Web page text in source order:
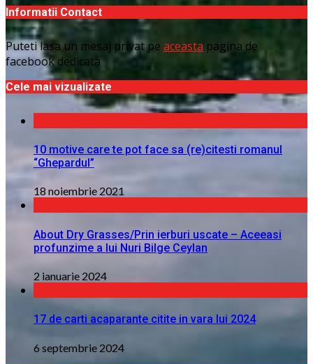
Informatii Contact
Puteti lasa un mesaj privat pe aceasta pagina de
facebook dedicata
Cele mai vizualizate
10 motive care te pot face sa (re)citesti romanul
“Ghepardul”
18 noiembrie 2021
About Dry Grasses/Prin ierburi uscate – Aceeasi
profunzime a lui Nuri Bilge Ceylan
2 ianuarie 2024
17 de carti acaparante citite in vara lui 2024
6 septembrie 2024